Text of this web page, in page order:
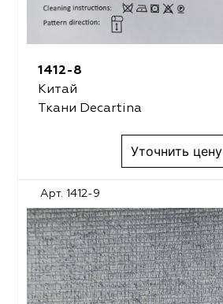
1412-8
Китай
Ткани Decartina
Уточнить цену
Арт. 1412-9